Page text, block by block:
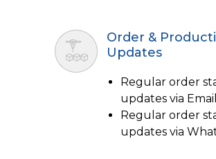
Order &
Updates
Regular order
updates via Email
Regular order
updates via